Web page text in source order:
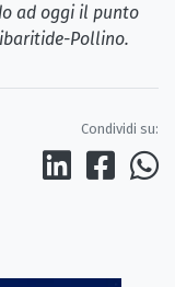
ad oggi il punto
Pollino.
Condividi su: